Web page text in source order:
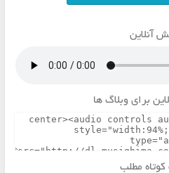
آنلاین
برای وبلاگ ها
کوتاه مطلب